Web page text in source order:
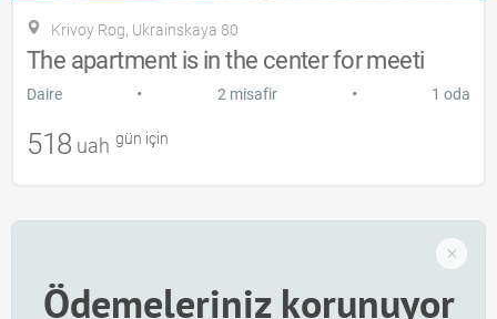
Krivoy Rog, Ukrainskaya 80
The apartment is in the center for meeti
Daire • 2 misafir • 1 oda
518 uah gün için
Ödemeleriniz korunuyor